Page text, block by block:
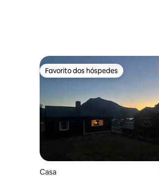
Favorito dos hóspedes
Favorito dos hóspedes
Casa